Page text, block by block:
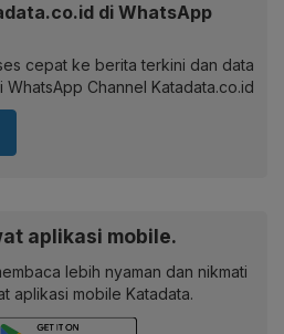
di WhatsApp
cepat ke berita terkini dan data
WhatsApp Channel Katadata.co.id
aplikasi mobile.
lebih nyaman dan nikmati
aplikasi mobile Katadata.